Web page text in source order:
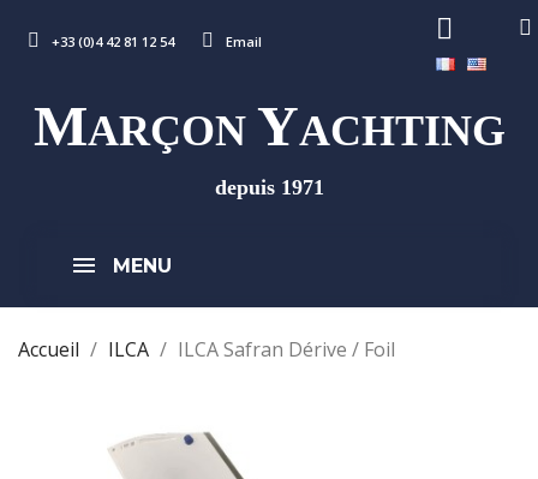
+33 (0)4 42 81 12 54 Email
MARÇON YACHTING
depuis 1971
MENU
Accueil ILCA ILCA Safran Dérive / Foil